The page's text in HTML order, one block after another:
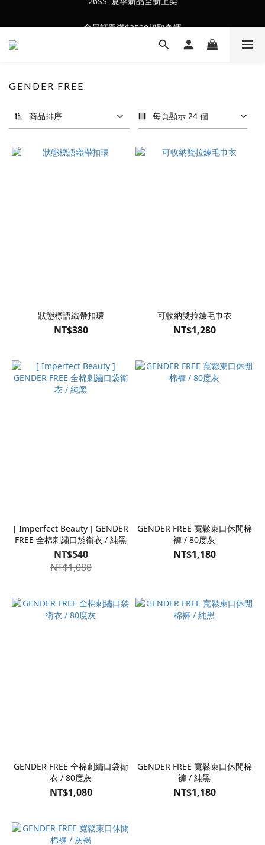
會員訂單滿$2500超取免運
GENDER FREE
商品排序 每頁顯示 24 個
狀態標語織帶扣環
NT$380
可收納雙拉鍊毛巾衣
NT$1,280
[ Imperfect Beauty ] GENDER
FREE 全棉刺繡口袋衛衣 / 純黑
NT$540
NT$1,080
GENDER FREE 寬鬆束口休閒棉
褲 / 80度灰
NT$1,180
GENDER FREE 全棉刺繡口袋衛
衣 / 80度灰
NT$1,080
GENDER FREE 寬鬆束口休閒棉
褲 / 純黑
NT$1,180